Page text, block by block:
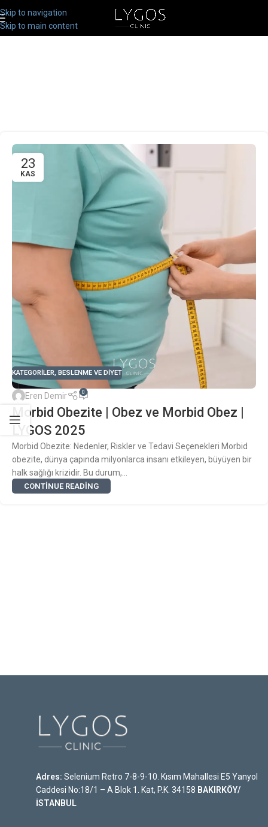
Skip to navigation
Skip to main content
23
KAS
KATEGORILER, BESLENME VE DIYET
Eren Demir 0
Morbid Obezite | Obez ve Morbid Obez |
LYGOS 2025
Morbid Obezite: Nedenler, Riskler ve Tedavi Seçenekleri Morbid
obezite, dünya çapında milyonlarca insanı etkileyen, büyüyen bir
halk sağlığı krizidir. Bu durum,...
CONTINUE READING
Adres: Selenium Retro 7-8-9-10. Kısım Mahallesi E5 Yanyol
Caddesi No:18/1 – A Blok 1. Kat, P.K. 34158 BAKIRKÖY/
İSTANBUL